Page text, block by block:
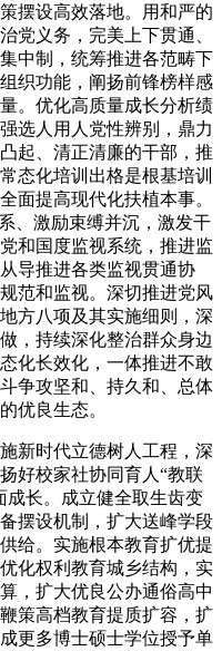
摆设高效落地。用和严的
党义务，完美上下贯通、
中制，统筹推进各范畴下
织功能，阐扬前锋榜样感
。优化高质量成长分析绩
选人用人党性辨别，鼎力
起、清正清廉的干部，推
态化培训出格是根基培训
面提高现代化扶植本事。
、激励束缚并沉，激发干
和国度监视系统，推进监
导推进各类监视贯通协
范和监视。深切推进党风
方八项及其实施细则，深
，持续深化整治群众身边
化长效化，一体推进不敢
争攻坚和、持久和、总体
优良生态。
时代立德树人工程，深
好校家社协同育人“教联
成长。成立健全取生齿变
摆设机制，扩大送峰学段
给。实施根本教育扩优提
化权利教育城乡结构，实
，扩大优良公办通俗高中
策高档教育提质扩容，扩
更多博士硕士学位授予单